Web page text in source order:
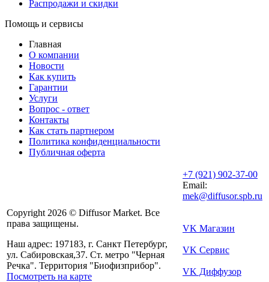
Распродажи и скидки
Помощь и сервисы
Главная
О компании
Новости
Как купить
Гарантии
Услуги
Вопрос - ответ
Контакты
Как стать партнером
Политика конфиденциальности
Публичная оферта
Copyright 2026 © Diffusor Market. Все
права защищены.
Наш адрес: 197183, г. Санкт Петербург,
ул. Сабировская,37. Ст. метро "Черная
Речка". Территория "Биофизприбор".
Посмотреть на карте
+7 (921) 902-37-00
Email:
mek@diffusor.spb.ru
VK Магазин
VK Сервис
VK Диффузор